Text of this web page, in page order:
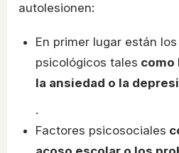
autolesionen:
En primer lugar están
psicológicos tales como
la ansiedad o la
.
Factores psicosociales